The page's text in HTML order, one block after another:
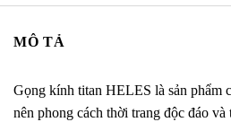
MÔ TẢ
Gọng kính titan HELES là sản phẩm
nên phong cách thời trang độc đáo